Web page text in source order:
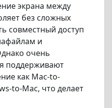
экрана между
без сложных
совместный доступ
и
очень
поддерживают
как Mac-to-
to-Mac, что делает